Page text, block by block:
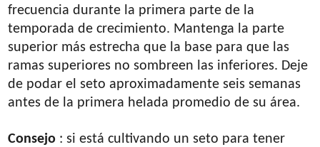
frecuencia durante la primera parte de la
temporada de crecimiento. Mantenga la parte
superior más estrecha que la base para que las
ramas superiores no sombreen las inferiores. Deje
de podar el seto aproximadamente seis semanas
antes de la primera helada promedio de su área.
Consejo : si está cultivando un seto para tener